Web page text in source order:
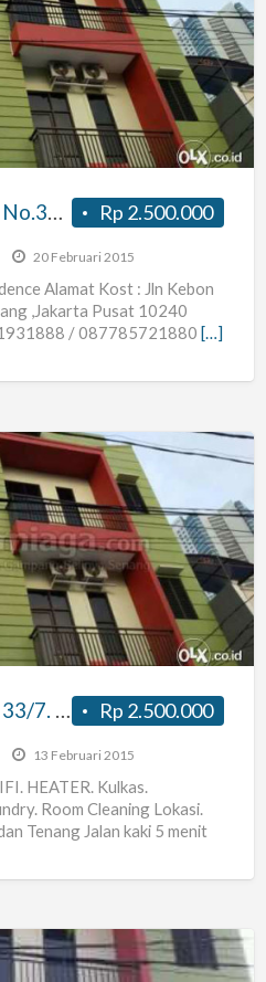
Rp 2.500.000
Kost Kebon Kacang No.33,dekat Plaza Ind ,grand Ind
20 Februari 2015
Alamat Kost : Jln Kebon
,Jakarta Pusat 10240
/ 087785721880 […]
Rp 2.500.000
Kost Kebon Kacang 33/7. Blk Plaza Indonesia
13 Februari 2015
HEATER. Kulkas.
Room Cleaning Lokasi.
Tenang Jalan kaki 5 menit